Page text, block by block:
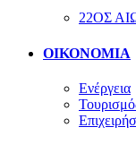
22ΟΣ
ΟΙΚΟΝΟΜΙΑ
Ενέργεια